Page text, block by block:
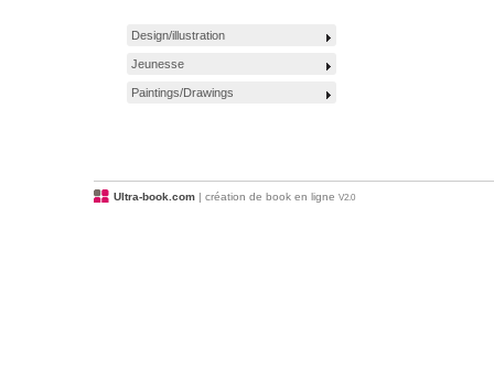
Design/illustration
Jeunesse
Paintings/Drawings
Ultra-book.com | création de book en ligne V2.0